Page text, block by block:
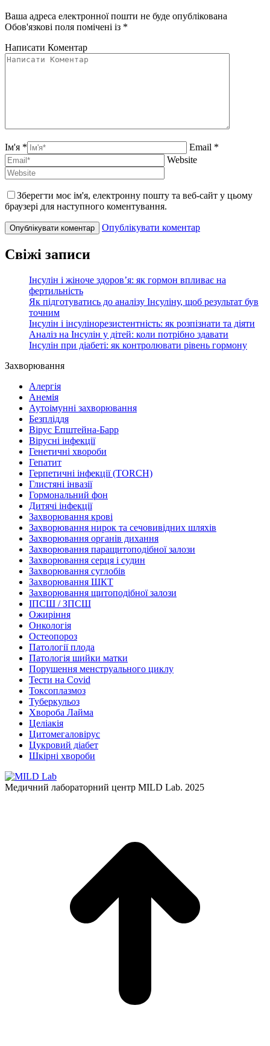
Ваша адреса електронної пошти не буде опублікована
Обов'язкові поля помічені із *
Написати Коментар
Ім'я *
Email *
Website
Зберегти моє ім'я, електронну пошту та веб-сайт у цьому
браузері для наступного коментування.
Опублікувати коментар
Свіжі записи
Інсулін і жіноче здоров’я: як гормон впливає на
фертильність
Як підготуватись до аналізу Інсуліну, щоб результат був
точним
Інсулін і інсулінорезистентність: як розпізнати та діяти
Аналіз на Інсулін у дітей: коли потрібно здавати
Інсулін при діабеті: як контролювати рівень гормону
Захворювання
Алергія
Анемія
Аутоімунні захворювання
Безпліддя
Вірус Епштейна-Барр
Вірусні інфекції
Генетичні хвороби
Гепатит
Герпетичні інфекції (TORCH)
Глистяні інвазії
Гормональний фон
Дитячі інфекції
Захворювання крові
Захворювання нирок та сечовивідних шляхів
Захворювання органів дихання
Захворювання паращитоподібної залози
Захворювання серця і судин
Захворювання суглобів
Захворювання ШКТ
Захворювання щитоподібної залози
ІПСШ / ЗПСШ
Ожиріння
Онкологія
Остеопороз
Патології плода
Патологія шийки матки
Порушення менструального циклу
Тести на Covid
Токсоплазмоз
Туберкульоз
Хвороба Лайма
Целіакія
Цитомегаловірус
Цукровий діабет
Шкірні хвороби
Медичний лабораторний центр MILD Lab. 2025